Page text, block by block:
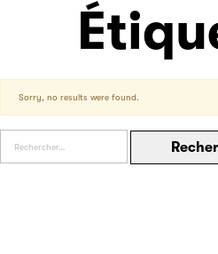
Sorry, no results were found.